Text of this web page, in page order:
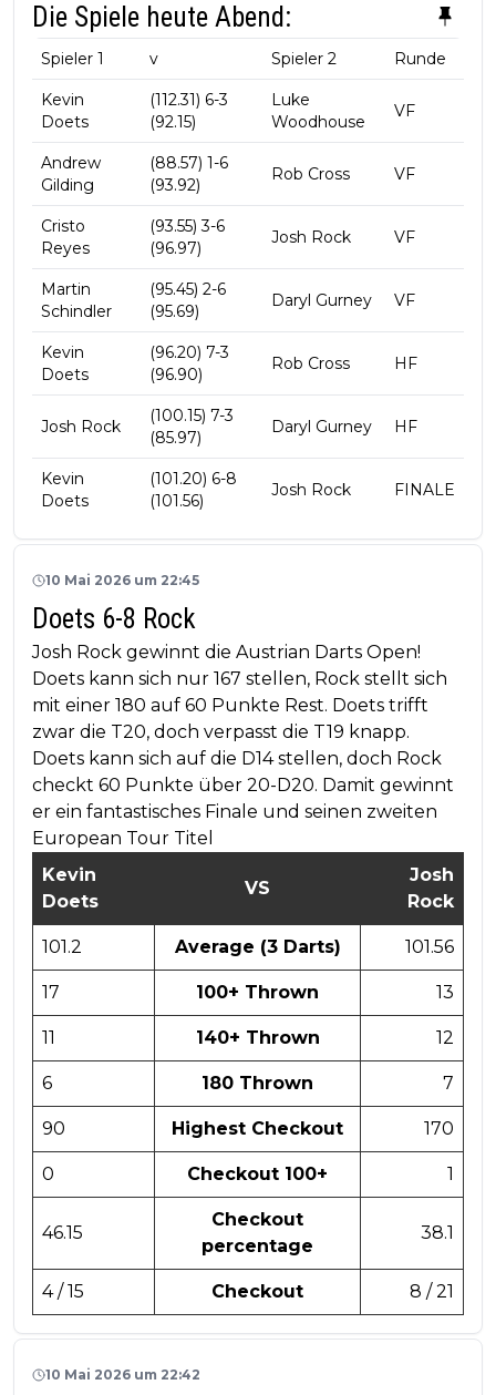
Die Spiele heute Abend:
Spieler 1 v Spieler 2 Runde
Kevin
Doets
(112.31) 6-3
(92.15)
Luke
Woodhouse
VF
Andrew
Gilding
(88.57) 1-6
(93.92)
Rob Cross VF
Cristo
Reyes
(93.55) 3-6
(96.97)
Josh Rock VF
Martin
Schindler
(95.45) 2-6
(95.69)
Daryl Gurney VF
Kevin
Doets
(96.20) 7-3
(96.90)
Rob Cross HF
Josh Rock
(100.15) 7-3
(85.97)
Daryl Gurney HF
Kevin
Doets
(101.20) 6-8
(101.56)
Josh Rock FINALE
10 Mai 2026 um 22:45
Doets 6-8 Rock
Josh Rock gewinnt die Austrian Darts Open!
Doets kann sich nur 167 stellen, Rock stellt sich
mit einer 180 auf 60 Punkte Rest. Doets trifft
zwar die T20, doch verpasst die T19 knapp.
Doets kann sich auf die D14 stellen, doch Rock
checkt 60 Punkte über 20-D20. Damit gewinnt
er ein fantastisches Finale und seinen zweiten
European Tour Titel
Kevin
Doets
VS
Josh
Rock
101.2 Average (3 Darts) 101.56
17 100+ Thrown 13
11 140+ Thrown 12
6 180 Thrown 7
90 Highest Checkout 170
0 Checkout 100+ 1
46.15
Checkout
percentage
38.1
4 / 15 Checkout 8 / 21
10 Mai 2026 um 22:42